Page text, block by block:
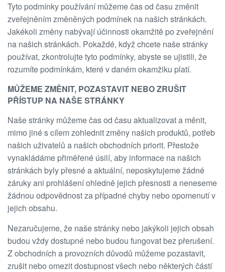
Tyto podmínky používání můžeme čas od času změnit
zveřejněním změněných podmínek na našich stránkách.
Jakékoli změny nabývají účinnosti okamžitě po zveřejnění
na našich stránkách. Pokaždé, když chcete naše stránky
používat, zkontrolujte tyto podmínky, abyste se ujistili, že
rozumíte podmínkám, které v daném okamžiku platí.
MŮŽEME ZMĚNIT, POZASTAVIT NEBO ZRUŠIT
PŘÍSTUP NA NAŠE STRÁNKY
Naše stránky můžeme čas od času aktualizovat a měnit,
mimo jiné s cílem zohlednit změny našich produktů, potřeb
našich uživatelů a našich obchodních priorit. Přestože
vynakládáme přiměřené úsilí, aby informace na našich
stránkách byly přesné a aktuální, neposkytujeme žádné
záruky ani prohlášení ohledně jejich přesnosti a neneseme
žádnou odpovědnost za případné chyby nebo opomenutí v
jejich obsahu.
Nezaručujeme, že naše stránky nebo jakýkoli jejich obsah
budou vždy dostupné nebo budou fungovat bez přerušení.
Z obchodních a provozních důvodů můžeme pozastavit,
zrušit nebo omezit dostupnost všech nebo některých částí